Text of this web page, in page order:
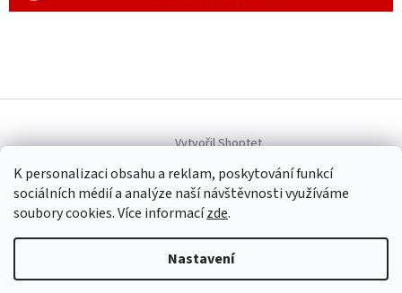
K personalizaci obsahu a reklam, poskytování funkcí
sociálních médií a analýze naší návštěvnosti využíváme
soubory cookies. Více informacízde.
Nastavení
Vytvořil Shoptet
Copyright 2026 Allen dámská móda. Všechna práva vyhrazena.
Upravit nastavení cookies